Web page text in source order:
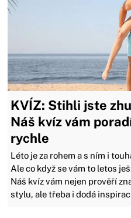
KVÍZ: Stihli jste
Náš kvíz vám
rychle
Léto je za rohem a s ním i
Ale co když se vám to letos
Náš kvíz vám nejen prověří
stylu, ale třeba i dodá